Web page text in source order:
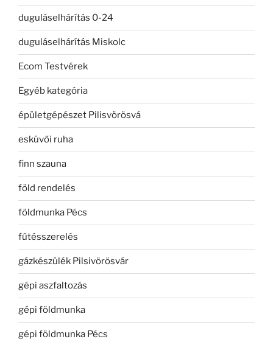
duguláselhárítás 0-24
duguláselhárítás Miskolc
Ecom Testvérek
Egyéb kategória
épületgépészet Pilisvörösvá
esküvői ruha
finn szauna
föld rendelés
földmunka Pécs
fűtésszerelés
gázkészülék Pilsivörösvár
gépi aszfaltozás
gépi földmunka
gépi földmunka Pécs